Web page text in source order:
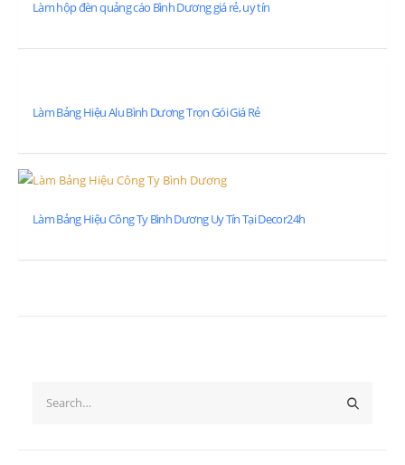
Làm hộp đèn quảng cáo Bình Dương giá rẻ, uy tín
Làm Bảng Hiệu Alu Bình Dương Trọn Gói Giá Rẻ
Làm Bảng Hiệu Công Ty Bình Dương Uy Tín Tại Decor24h